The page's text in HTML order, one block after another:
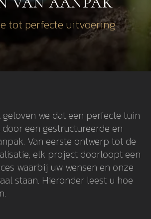
tot perfecte uitvoering
we dat een perfecte tuin
een gestructureerde en
Van eerste ontwerp tot de
elk project doorloopt een
waarbij uw wensen en onze
staan. Hieronder leest u hoe